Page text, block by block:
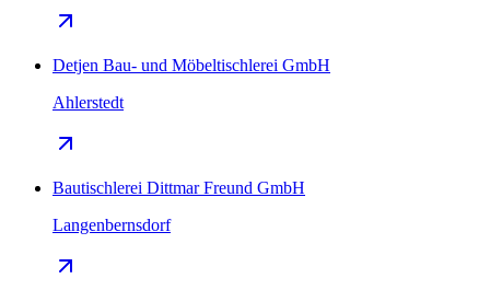
Detjen Bau- und Möbeltischlerei GmbH
Ahlerstedt
Bautischlerei Dittmar Freund GmbH
Langenbernsdorf